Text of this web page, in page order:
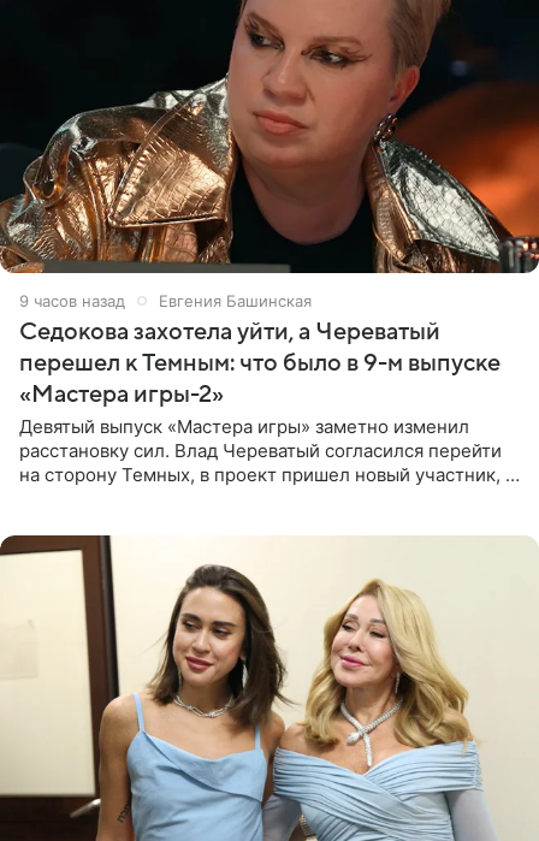
9 часов назад Евгения Башинская
Седокова захотела уйти, а Череватый
перешел к Темным: что было в 9-м выпуске
«Мастера игры-2»
Девятый выпуск «Мастера игры» заметно изменил
расстановку сил. Влад Череватый согласился перейти
на сторону Темных, в проект пришел новый участник, а